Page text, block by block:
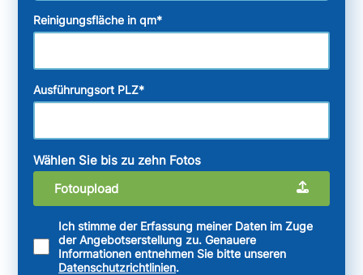
Reinigungsfläche in qm*
Ausführungsort PLZ*
Wählen Sie bis zu zehn Fotos
Fotoupload
Ich stimme der Erfassung meiner Daten im Zuge
der Angebotserstellung zu. Genauere
Informationen entnehmen Sie bitte unseren
Datenschutzrichtlinien.